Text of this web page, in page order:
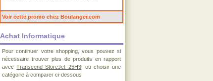
Voir cette promo chez Boulanger.com
Achat Informatique
Pour continuer votre shopping, vous pouvez si
nécessaire trouver plus de produits en rapport
avecTranscend StoreJet 25H3, ou choisir une
catégorie à comparer ci-dessous